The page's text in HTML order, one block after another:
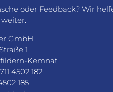
oder Feedback? Wir
GmbH
1
Kemnat
4502 182
185